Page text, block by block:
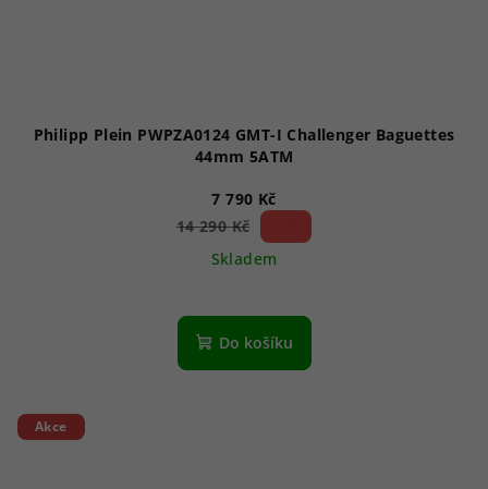
Philipp Plein PWPZA0124 GMT-I Challenger Baguettes
44mm 5ATM
7 790 Kč
14 290 Kč
Skladem
Do košíku
Akce